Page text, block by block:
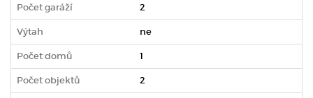
Počet garáží 2
Výtah ne
Počet domů 1
Počet objektů 2